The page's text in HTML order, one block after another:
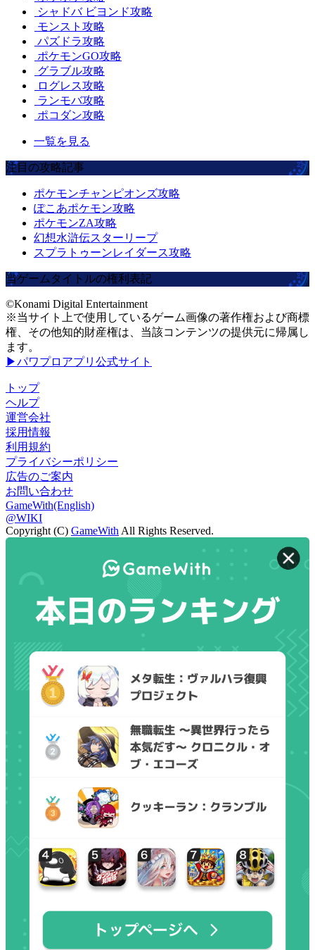
シャドバ ビヨンド攻略
モンスト攻略
パズドラ攻略
ポケモンGO攻略
グラブル攻略
ログレス攻略
ランモバ攻略
ポコダン攻略
一覧を見る
注目の攻略記事
ポケモンチャンピオンズ攻略
ぽこあポケモン攻略
ポケモンZA攻略
幻想水滸伝スターリープ
スプラトゥーンレイダース攻略
当ゲームタイトルの権利表記
©Konami Digital Entertainment
※当サイト上で使用しているゲーム画像の著作権および商標
権、その他知的財産権は、当該コンテンツの提供元に帰属し
ます。
▶パワプロアプリ公式サイト
トップ
ヘルプ
運営会社
採用情報
利用規約
プライバシーポリシー
広告のご案内
お問い合わせ
GameWith(English)
@WIKI
Copyright (C) GameWith All Rights Reserved.